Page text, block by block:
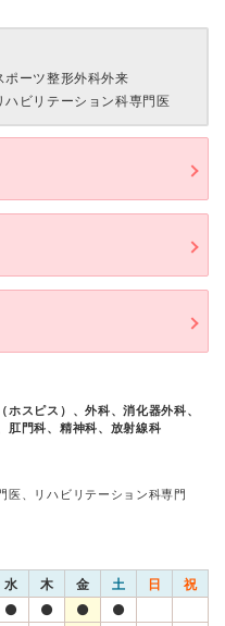
ポーツ整形外科外来
ハビリテーション科専門医
スピス）、外科、消化器外科、
肛門科、精神科、放射線科
医、リハビリテーション科専門
水 木 金 土 日 祝